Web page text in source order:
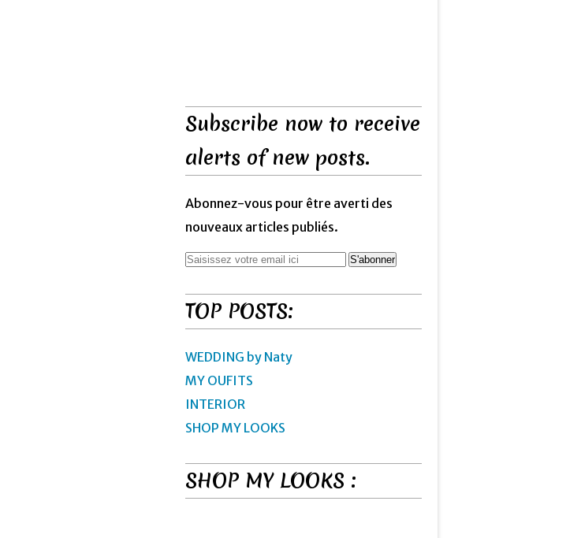
Subscribe now to receive
alerts of new posts.
Abonnez-vous pour être averti des
nouveaux articles publiés.
TOP POSTS:
WEDDING by Naty
MY OUFITS
INTERIOR
SHOP MY LOOKS
SHOP MY LOOKS :